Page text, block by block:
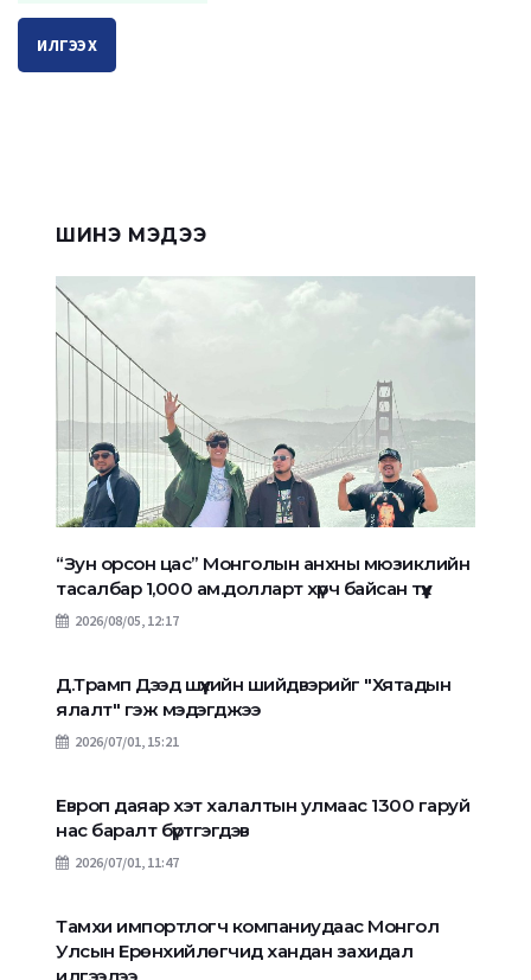
ИЛГЭЭХ
ШИНЭ МЭДЭЭ
“Зун орсон цас” Монголын анхны мюзиклийн
тасалбар 1,000 ам.долларт хүрч байсан түүх
2026/08/05, 12:17
Д.Трамп Дээд шүүхийн шийдвэрийг "Хятадын
ялалт" гэж мэдэгджээ
2026/07/01, 15:21
Европ даяар хэт халалтын улмаас 1300 гаруй
нас баралт бүртгэгдэв
2026/07/01, 11:47
Тамхи импортлогч компаниудаас Монгол
Улсын Ерөнхийлөгчид хандан захидал